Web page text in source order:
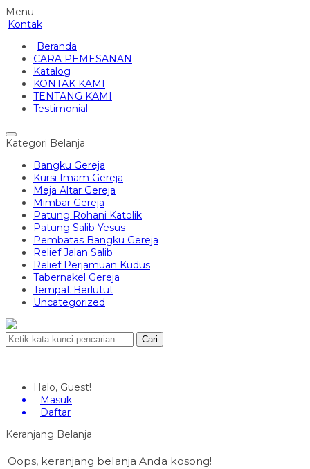
Menu
Kontak
Beranda
CARA PEMESANAN
Katalog
KONTAK KAMI
TENTANG KAMI
Testimonial
Kategori Belanja
Bangku Gereja
Kursi Imam Gereja
Meja Altar Gereja
Mimbar Gereja
Patung Rohani Katolik
Patung Salib Yesus
Pembatas Bangku Gereja
Relief Jalan Salib
Relief Perjamuan Kudus
Tabernakel Gereja
Tempat Berlutut
Uncategorized
Cari
Halo, Guest!
Masuk
Daftar
Keranjang Belanja
Oops, keranjang belanja Anda kosong!